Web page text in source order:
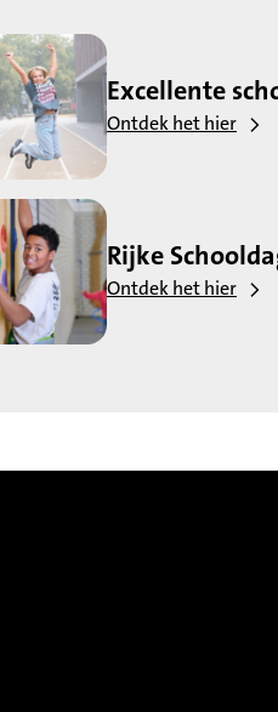
Excellente
Ontdek het hier
Rijke
Ontdek het hier